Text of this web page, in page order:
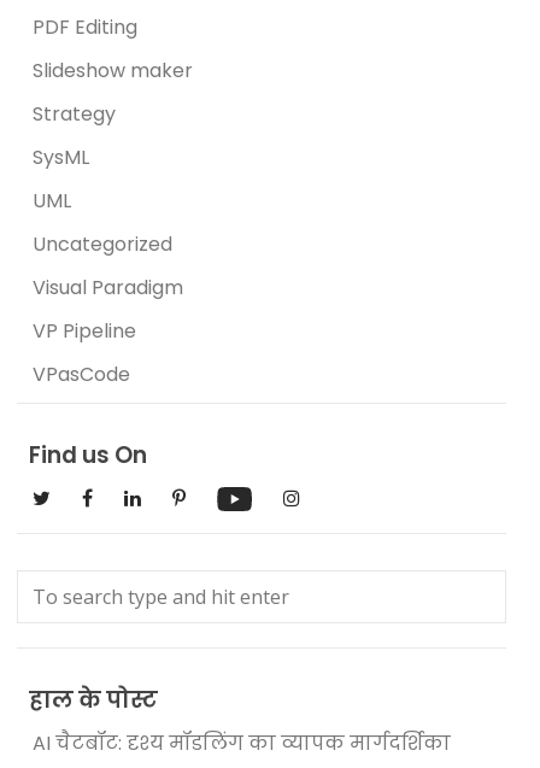
PDF Editing
Slideshow maker
Strategy
SysML
UML
Uncategorized
Visual Paradigm
VP Pipeline
VPasCode
Find us On
हाल के पोस्ट
AI चैटबॉट: दृश्य मॉडलिंग का व्यापक मार्गदर्शिका